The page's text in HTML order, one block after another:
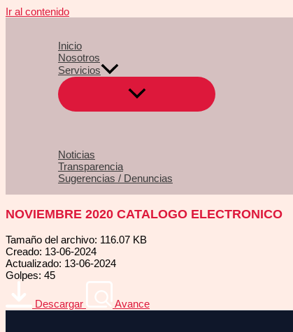
Ir al contenido
Inicio
Nosotros
Servicios
Noticias
Transparencia
Sugerencias / Denuncias
NOVIEMBRE 2020 CATALOGO ELECTRONICO
Tamaño del archivo: 116.07 KB
Creado: 13-06-2024
Actualizado: 13-06-2024
Golpes: 45
Descargar Avance